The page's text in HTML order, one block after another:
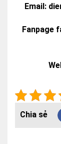
Email:
Fanpage